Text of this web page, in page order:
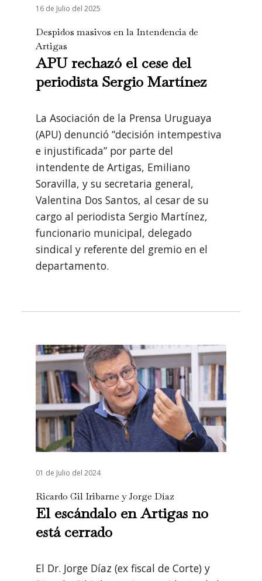
16 de Julio del 2025
Despidos masivos en la Intendencia de
Artigas
APU rechazó el cese del
periodista Sergio Martínez
La Asociación de la Prensa Uruguaya
(APU) denunció “decisión intempestiva
e injustificada” por parte del
intendente de Artigas, Emiliano
Soravilla, y su secretaria general,
Valentina Dos Santos, al cesar de su
cargo al periodista Sergio Martínez,
funcionario municipal, delegado
sindical y referente del gremio en el
departamento.
01 de Julio del 2024
Ricardo Gil Iribarne y Jorge Díaz
El escándalo en Artigas no
está cerrado
El Dr. Jorge Díaz (ex fiscal de Corte) y